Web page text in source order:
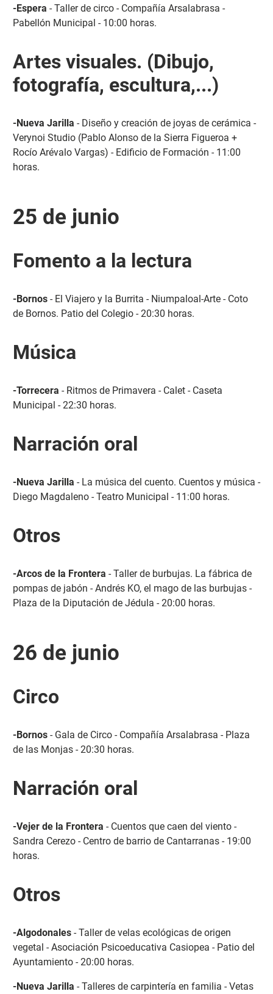
-Espera - Taller de circo - Compañía Arsalabrasa -
Pabellón Municipal - 10:00 horas.
Artes visuales. (Dibujo,
fotografía, escultura,...)
-Nueva Jarilla - Diseño y creación de joyas de cerámica -
Verynoi Studio (Pablo Alonso de la Sierra Figueroa +
Rocío Arévalo Vargas) - Edificio de Formación - 11:00
horas.
25 de junio
Fomento a la lectura
-Bornos- El Viajero y la Burrita - Niumpaloal-Arte - Coto
de Bornos. Patio del Colegio - 20:30 horas.
Música
-Torrecera - Ritmos de Primavera - Calet - Caseta
Municipal - 22:30 horas.
Narración oral
-Nueva Jarilla - La música del cuento. Cuentos y música -
Diego Magdaleno - Teatro Municipal - 11:00 horas.
Otros
-Arcos de la Frontera - Taller de burbujas. La fábrica de
pompas de jabón - Andrés KO, el mago de las burbujas -
Plaza de la Diputación de Jédula - 20:00 horas.
26 de junio
Circo
-Bornos- Gala de Circo - Compañía Arsalabrasa - Plaza
de las Monjas - 20:30 horas.
Narración oral
-Vejer de la Frontera - Cuentos que caen del viento -
Sandra Cerezo - Centro de barrio de Cantarranas - 19:00
horas.
Otros
-Algodonales- Taller de velas ecológicas de origen
vegetal - Asociación Psicoeducativa Casiopea - Patio del
Ayuntamiento - 20:00 horas.
-Nueva Jarilla - Talleres de carpintería en familia - Vetas